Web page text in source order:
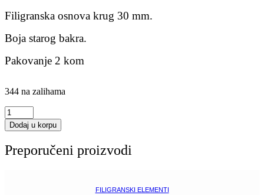
Filigranska osnova krug 30 mm.
Boja starog bakra.
Pakovanje 2 kom
344 na zalihama
Filigranske
osnove
krug
mm
Dodaj u korpu
Preporučeni proizvodi
FILIGRANSKI ELEMENTI